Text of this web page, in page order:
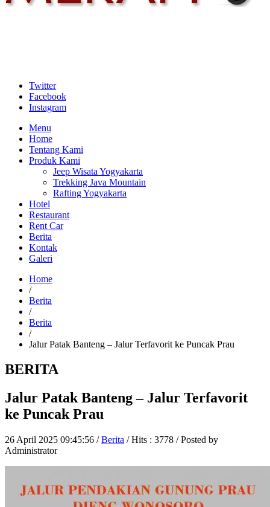
Twitter
Facebook
Instagram
Menu
Home
Tentang Kami
Produk Kami
Jeep Wisata Yogyakarta
Trekking Java Mountain
Rafting Yogyakarta
Hotel
Restaurant
Rent Car
Berita
Kontak
Galeri
Home
/
Berita
/
Berita
/
Jalur Patak Banteng – Jalur Terfavorit ke Puncak Prau
BERITA
Jalur Patak Banteng – Jalur Terfavorit
ke Puncak Prau
26 April 2025 09:45:56 /Berita / Hits : 3778 / Posted by
Administrator